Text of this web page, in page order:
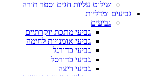
שילוט עליות חגים וספר תורה
גביעים ומדליות
גביעים
גביעי מתכת יוקרתיים
גביעי אומנויות לחימה
גביעי כדורגל
גביעי כדורסל
גביעי ריצה